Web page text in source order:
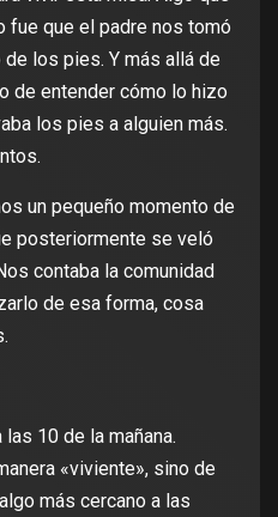
fue que el padre nos tomó
los pies. Y más allá de
de entender cómo lo hizo
los pies a alguien más.
un pequeño momento de
posteriormente se veló
contaba la comunidad
de esa forma, cosa
10 de la mañana.
«viviente», sino de
más cercano a las